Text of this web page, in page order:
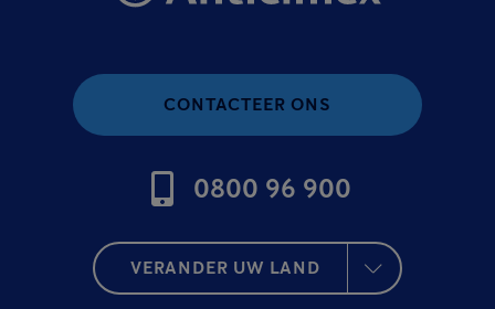
CONTACTEER ONS
0800 96 900
VERANDER UW LAND